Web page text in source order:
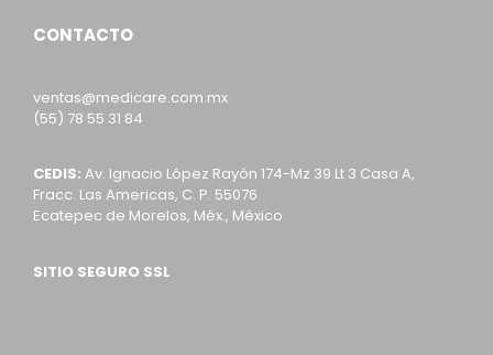
CONTACTO
ventas@medicare.com.mx
(55) 78 55 31 84
CEDIS: Av. Ignacio López Rayón 174-Mz 39 Lt 3 Casa A,
Fracc. Las Americas, C. P. 55076
Ecatepec de Morelos, Méx., México
SITIO SEGURO SSL